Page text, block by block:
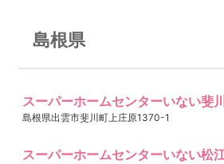
島根県
スーパーホームセンターいない斐
島根県出雲市斐川町上庄原1370-1
スーパーホームセンターいない松